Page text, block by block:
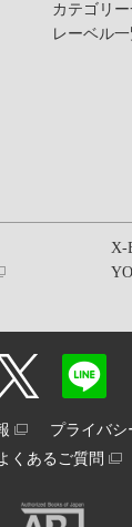
カテゴリ
レーベル
X-
プライバシ
くあるご質問